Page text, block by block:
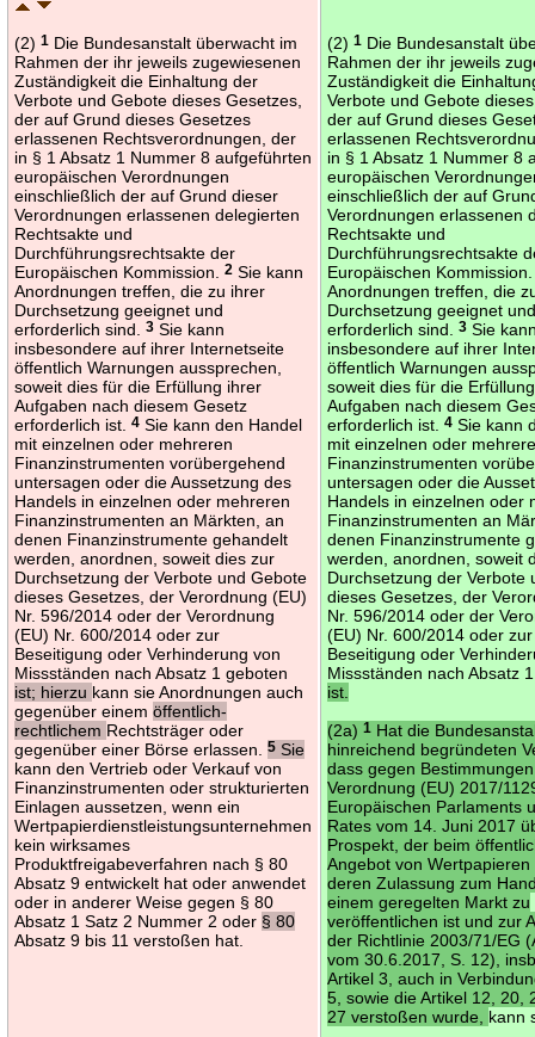
(2)1 Die Bundesanstalt überwacht im
Rahmen der ihr jeweils zugewiesenen
Zuständigkeit die Einhaltung der
Verbote und Gebote dieses Gesetzes,
der auf Grund dieses Gesetzes
erlassenen Rechtsverordnungen, der
in § 1 Absatz 1 Nummer 8 aufgeführten
europäischen Verordnungen
einschließlich der auf Grund dieser
Verordnungen erlassenen delegierten
Rechtsakte und
Durchführungsrechtsakte der
Europäischen Kommission.2 Sie kann
Anordnungen treffen, die zu ihrer
Durchsetzung geeignet und
erforderlich sind.3 Sie kann
insbesondere auf ihrer Internetseite
öffentlich Warnungen aussprechen,
soweit dies für die Erfüllung ihrer
Aufgaben nach diesem Gesetz
erforderlich ist.4 Sie kann den Handel
mit einzelnen oder mehreren
Finanzinstrumenten vorübergehend
untersagen oder die Aussetzung des
Handels in einzelnen oder mehreren
Finanzinstrumenten an Märkten, an
denen Finanzinstrumente gehandelt
werden, anordnen, soweit dies zur
Durchsetzung der Verbote und Gebote
dieses Gesetzes, der Verordnung (EU)
Nr. 596/2014 oder der Verordnung
(EU) Nr. 600/2014 oder zur
Beseitigung oder Verhinderung von
Missständen nach Absatz 1 geboten
ist; hierzu kann sie Anordnungen auch
gegenüber einemöffentlich-
rechtlichem Rechtsträger oder
gegenüber einer Börse erlassen.5 Sie
kann den Vertrieb oder Verkauf von
Finanzinstrumenten oder strukturierten
Einlagen aussetzen, wenn ein
Wertpapierdienstleistungsunternehmen
kein wirksames
Produktfreigabeverfahren nach § 80
Absatz 9 entwickelt hat oder anwendet
oder in anderer Weise gegen § 80
Absatz 1 Satz 2 Nummer 2 oder § 80
Absatz 9 bis 11 verstoßen hat.
(2)1 Die Bundesanstalt
Rahmen der ihr jeweils
Zuständigkeit die
Verbote und Gebote
der auf Grund dieses
erlassenen
in § 1 Absatz 1 Nummer 8
europäischen
einschließlich der auf
Verordnungen erlassenen
Rechtsakte und
Durchführungsrechtsakte
Europäischen
Anordnungen treffen, die
Durchsetzung geeignet
erforderlich sind.3 Sie
insbesondere auf ihrer
öffentlich Warnungen
soweit dies für die
Aufgaben nach diesem
erforderlich ist.4 Sie kann
mit einzelnen oder
Finanzinstrumenten
untersagen oder die
Handels in einzelnen oder
Finanzinstrumenten an
denen Finanzinstrumente
werden, anordnen, soweit
Durchsetzung der Verbote
dieses Gesetzes, der
Nr. 596/2014 oder der
(EU) Nr. 600/2014 oder zur
Beseitigung oder
Missständen nach Absatz
ist.
(2a)1 Hat die
hinreichend begründeten
dass gegen
Verordnung (EU) 2017/
Europäischen Parlaments
Rates vom 14. Juni 2017
Prospekt, der beim
Angebot von
deren Zulassung zum
einem geregelten Markt zu
veröffentlichen ist und zur
der Richtlinie 2003/71/EG
vom 30.6.2017, S. 12),
Artikel 3, auch in
5, sowie die Artikel 12, 20,
27 verstoßen wurde, kann